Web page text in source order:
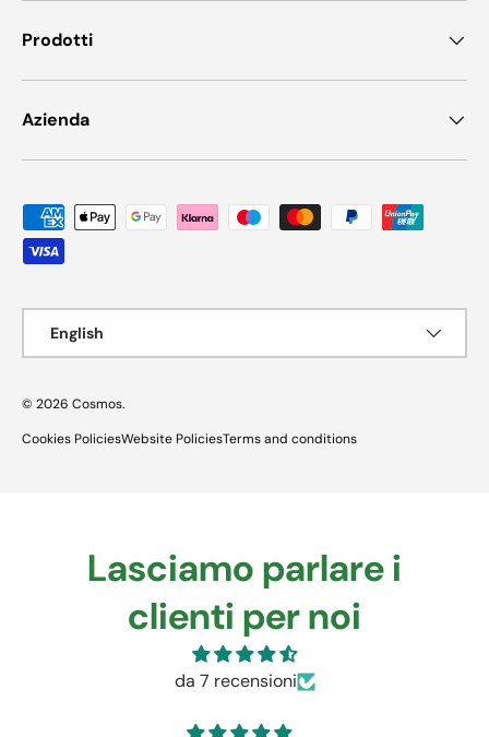
Prodotti
Azienda
Payment methods accepted
English
© 2026 Cosmos.
Cookies PoliciesWebsite PoliciesTerms and conditions
Lasciamo parlare i
clienti per noi
da 7 recensioni